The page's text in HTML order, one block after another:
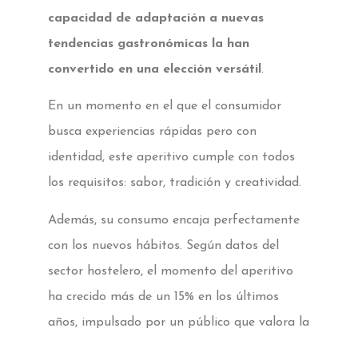
capacidad de adaptación a nuevas
tendencias gastronómicas la han
convertido en una elección versátil .
En un momento en el que el consumidor
busca experiencias rápidas pero con
identidad, este aperitivo cumple con todos
los requisitos: sabor, tradición y creatividad.
Además, su consumo encaja perfectamente
con los nuevos hábitos. Según datos del
sector hostelero, el momento del aperitivo
ha crecido más de un 15% en los últimos
años, impulsado por un público que valora la